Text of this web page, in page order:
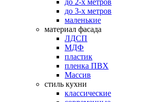
до 2-х метров
до 3-х метров
маленькие
материал фасада
ЛДСП
МДФ
пластик
пленка ПВХ
Массив
стиль кухни
классические